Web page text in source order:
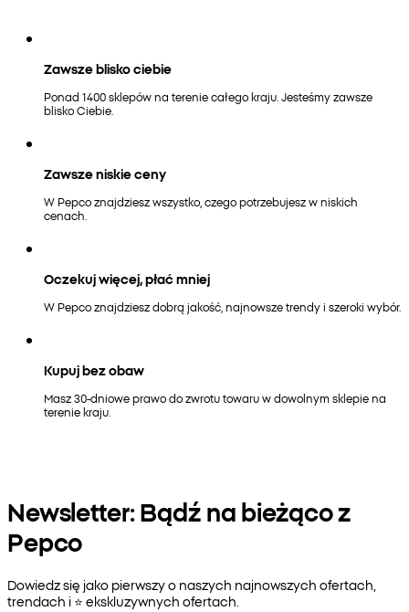
Zawsze blisko ciebie
Ponad 1400 sklepów na terenie całego kraju. Jesteśmy zawsze
blisko Ciebie.
Zawsze niskie ceny
W Pepco znajdziesz wszystko, czego potrzebujesz w niskich
cenach.
Oczekuj więcej, płać mniej
W Pepco znajdziesz dobrą jakość, najnowsze trendy i szeroki wybór.
Kupuj bez obaw
Masz 30-dniowe prawo do zwrotu towaru w dowolnym sklepie na
terenie kraju.
Newsletter: Bądź na bieżąco z
Pepco
Dowiedz się jako pierwszy o naszych najnowszych ofertach,
trendach i ⭐️ ekskluzywnych ofertach.